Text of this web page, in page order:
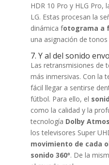
HDR 10 Pro y HLG Pro,
LG. Estas procesan la
dinámica fotograma a
una asignación de
7. Y al del sonido
Las retransmisiones de
más inmersivas. Con la
fácil llegar a sentirse
fútbol. Para ello, el
como la calidad y la
tecnología Dolby Atmos
los televisores Super
movimiento de cada
sonido 360º. De la